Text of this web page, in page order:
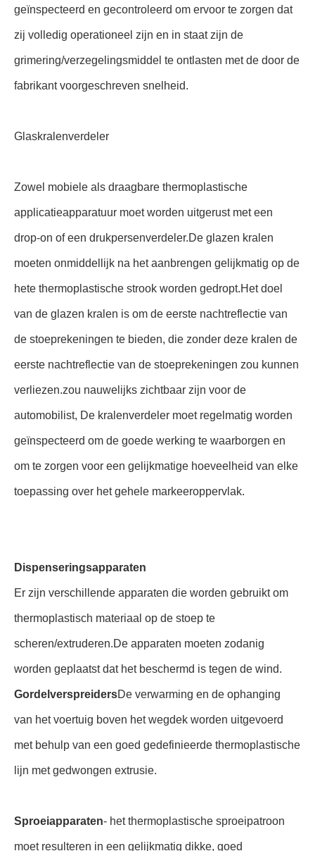
geïnspecteerd en gecontroleerd om ervoor te zorgen dat
zij volledig operationeel zijn en in staat zijn de
grimering/verzegelingsmiddel te ontlasten met de door de
fabrikant voorgeschreven snelheid.
Glaskralenverdeler
Zowel mobiele als draagbare thermoplastische
applicatieapparatuur moet worden uitgerust met een
drop-on of een drukpersenverdeler.De glazen kralen
moeten onmiddellijk na het aanbrengen gelijkmatig op de
hete thermoplastische strook worden gedropt.Het doel
van de glazen kralen is om de eerste nachtreflectie van
de stoeprekeningen te bieden, die zonder deze kralen de
eerste nachtreflectie van de stoeprekeningen zou kunnen
verliezen.zou nauwelijks zichtbaar zijn voor de
automobilist, De kralenverdeler moet regelmatig worden
geïnspecteerd om de goede werking te waarborgen en
om te zorgen voor een gelijkmatige hoeveelheid van elke
toepassing over het gehele markeeroppervlak.
Dispenseringsapparaten
Er zijn verschillende apparaten die worden gebruikt om
thermoplastisch materiaal op de stoep te
scheren/extruderen.De apparaten moeten zodanig
worden geplaatst dat het beschermd is tegen de wind.
GordelverspreidersDe verwarming en de ophanging
van het voertuig boven het wegdek worden uitgevoerd
met behulp van een goed gedefinieerde thermoplastische
lijn met gedwongen extrusie.
Sproeiapparaten- het thermoplastische sproeipatroon
moet resulteren in een gelijkmatig dikke, goed